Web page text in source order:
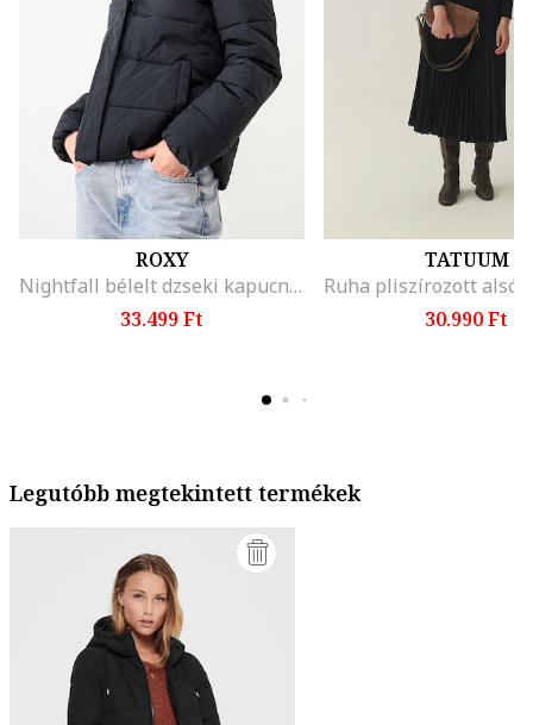
ROXY
Nightfall bélelt dzseki kapucnival, Fekete
33.499 Ft
TATUUM
30.990 Ft
Legutóbb megtekintett termékek